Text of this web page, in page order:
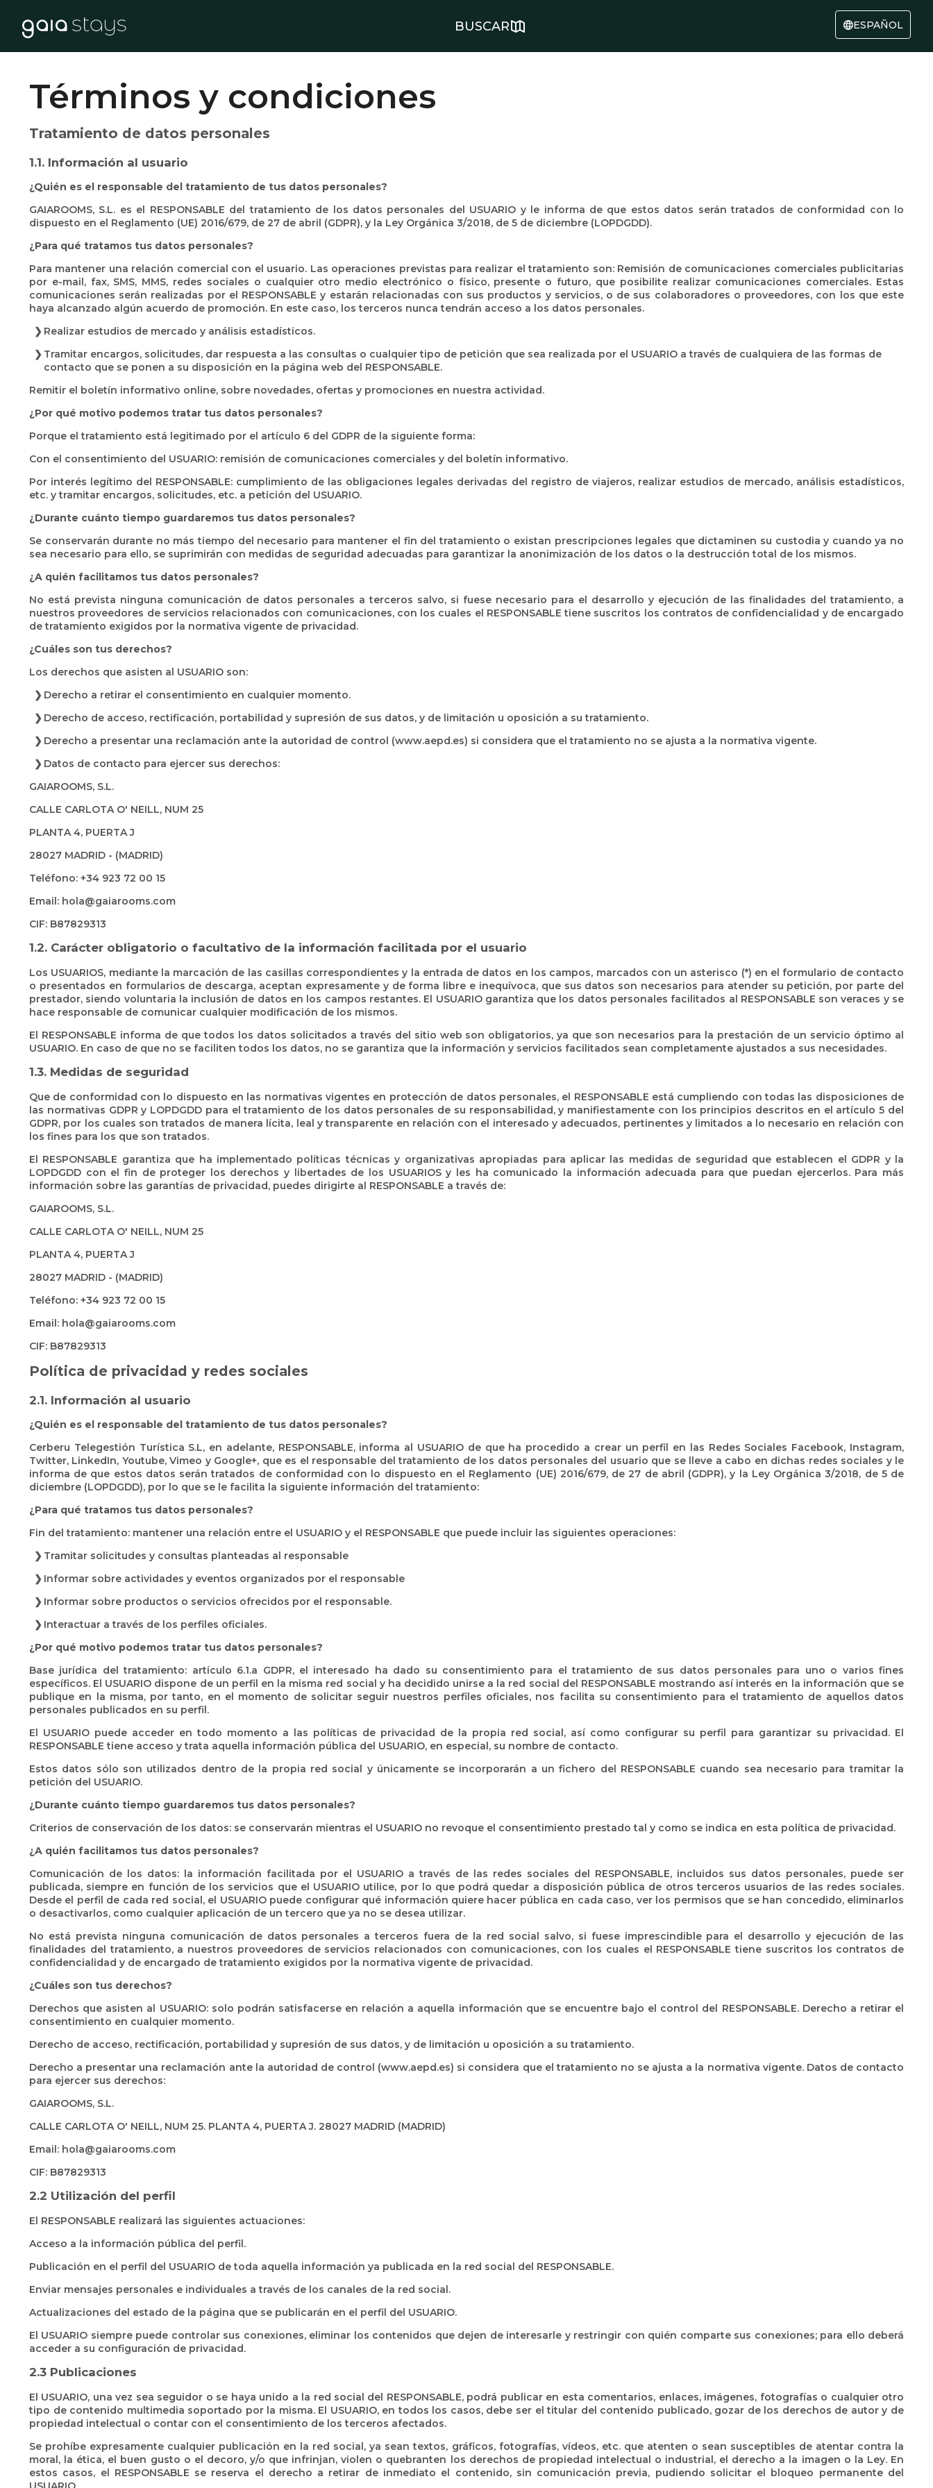
BUSCAR ESPAÑOL
Términos y condiciones
Tratamiento de datos personales
1.1. Información al usuario
¿Quién es el responsable del tratamiento de tus datos personales?
GAIAROOMS, S.L. es el RESPONSABLE del tratamiento de los datos personales del USUARIO y le informa de que estos datos serán tratados de conformidad con lo
dispuesto en el Reglamento (UE) 2016/679, de 27 de abril (GDPR), y la Ley Orgánica 3/2018, de 5 de diciembre (LOPDGDD).
¿Para qué tratamos tus datos personales?
Para mantener una relación comercial con el usuario. Las operaciones previstas para realizar el tratamiento son: Remisión de comunicaciones comerciales publicitarias
por e-mail, fax, SMS, MMS, redes sociales o cualquier otro medio electrónico o físico, presente o futuro, que posibilite realizar comunicaciones comerciales. Estas
comunicaciones serán realizadas por el RESPONSABLE y estarán relacionadas con sus productos y servicios, o de sus colaboradores o proveedores, con los que este
haya alcanzado algún acuerdo de promoción. En este caso, los terceros nunca tendrán acceso a los datos personales.
Realizar estudios de mercado y análisis estadísticos.
Tramitar encargos, solicitudes, dar respuesta a las consultas o cualquier tipo de petición que sea realizada por el USUARIO a través de cualquiera de las formas de
contacto que se ponen a su disposición en la página web del RESPONSABLE.
Remitir el boletín informativo online, sobre novedades, ofertas y promociones en nuestra actividad.
¿Por qué motivo podemos tratar tus datos personales?
Porque el tratamiento está legitimado por el artículo 6 del GDPR de la siguiente forma:
Con el consentimiento del USUARIO: remisión de comunicaciones comerciales y del boletín informativo.
Por interés legítimo del RESPONSABLE: cumplimiento de las obligaciones legales derivadas del registro de viajeros, realizar estudios de mercado, análisis estadísticos,
etc. y tramitar encargos, solicitudes, etc. a petición del USUARIO.
¿Durante cuánto tiempo guardaremos tus datos personales?
Se conservarán durante no más tiempo del necesario para mantener el fin del tratamiento o existan prescripciones legales que dictaminen su custodia y cuando ya no
sea necesario para ello, se suprimirán con medidas de seguridad adecuadas para garantizar la anonimización de los datos o la destrucción total de los mismos.
¿A quién facilitamos tus datos personales?
No está prevista ninguna comunicación de datos personales a terceros salvo, si fuese necesario para el desarrollo y ejecución de las finalidades del tratamiento, a
nuestros proveedores de servicios relacionados con comunicaciones, con los cuales el RESPONSABLE tiene suscritos los contratos de confidencialidad y de encargado
de tratamiento exigidos por la normativa vigente de privacidad.
¿Cuáles son tus derechos?
Los derechos que asisten al USUARIO son:
Derecho a retirar el consentimiento en cualquier momento.
Derecho de acceso, rectificación, portabilidad y supresión de sus datos, y de limitación u oposición a su tratamiento.
Derecho a presentar una reclamación ante la autoridad de control (www.aepd.es) si considera que el tratamiento no se ajusta a la normativa vigente.
Datos de contacto para ejercer sus derechos:
GAIAROOMS, S.L.
CALLE CARLOTA O' NEILL, NUM 25
PLANTA 4, PUERTA J
28027 MADRID - (MADRID)
Teléfono: +34 923 72 00 15
Email: hola@gaiarooms.com
CIF: B87829313
1.2. Carácter obligatorio o facultativo de la información facilitada por el usuario
Los USUARIOS, mediante la marcación de las casillas correspondientes y la entrada de datos en los campos, marcados con un asterisco (*) en el formulario de contacto
o presentados en formularios de descarga, aceptan expresamente y de forma libre e inequívoca, que sus datos son necesarios para atender su petición, por parte del
prestador, siendo voluntaria la inclusión de datos en los campos restantes. El USUARIO garantiza que los datos personales facilitados al RESPONSABLE son veraces y se
hace responsable de comunicar cualquier modificación de los mismos.
El RESPONSABLE informa de que todos los datos solicitados a través del sitio web son obligatorios, ya que son necesarios para la prestación de un servicio óptimo al
USUARIO. En caso de que no se faciliten todos los datos, no se garantiza que la información y servicios facilitados sean completamente ajustados a sus necesidades.
1.3. Medidas de seguridad
Que de conformidad con lo dispuesto en las normativas vigentes en protección de datos personales, el RESPONSABLE está cumpliendo con todas las disposiciones de
las normativas GDPR y LOPDGDD para el tratamiento de los datos personales de su responsabilidad, y manifiestamente con los principios descritos en el artículo 5 del
GDPR, por los cuales son tratados de manera lícita, leal y transparente en relación con el interesado y adecuados, pertinentes y limitados a lo necesario en relación con
los fines para los que son tratados.
El RESPONSABLE garantiza que ha implementado políticas técnicas y organizativas apropiadas para aplicar las medidas de seguridad que establecen el GDPR y la
LOPDGDD con el fin de proteger los derechos y libertades de los USUARIOS y les ha comunicado la información adecuada para que puedan ejercerlos. Para más
información sobre las garantías de privacidad, puedes dirigirte al RESPONSABLE a través de:
GAIAROOMS, S.L.
CALLE CARLOTA O' NEILL, NUM 25
PLANTA 4, PUERTA J
28027 MADRID - (MADRID)
Teléfono: +34 923 72 00 15
Email: hola@gaiarooms.com
CIF: B87829313
Política de privacidad y redes sociales
2.1. Información al usuario
¿Quién es el responsable del tratamiento de tus datos personales?
Cerberu Telegestión Turística S.L, en adelante, RESPONSABLE, informa al USUARIO de que ha procedido a crear un perfil en las Redes Sociales Facebook, Instagram,
Twitter, LinkedIn, Youtube, Vimeo y Google+, que es el responsable del tratamiento de los datos personales del usuario que se lleve a cabo en dichas redes sociales y le
informa de que estos datos serán tratados de conformidad con lo dispuesto en el Reglamento (UE) 2016/679, de 27 de abril (GDPR), y la Ley Orgánica 3/2018, de 5 de
diciembre (LOPDGDD), por lo que se le facilita la siguiente información del tratamiento:
¿Para qué tratamos tus datos personales?
Fin del tratamiento: mantener una relación entre el USUARIO y el RESPONSABLE que puede incluir las siguientes operaciones:
Tramitar solicitudes y consultas planteadas al responsable
Informar sobre actividades y eventos organizados por el responsable
Informar sobre productos o servicios ofrecidos por el responsable.
Interactuar a través de los perfiles oficiales.
¿Por qué motivo podemos tratar tus datos personales?
Base jurídica del tratamiento: artículo 6.1.a GDPR, el interesado ha dado su consentimiento para el tratamiento de sus datos personales para uno o varios fines
específicos. El USUARIO dispone de un perfil en la misma red social y ha decidido unirse a la red social del RESPONSABLE mostrando así interés en la información que se
publique en la misma, por tanto, en el momento de solicitar seguir nuestros perfiles oficiales, nos facilita su consentimiento para el tratamiento de aquellos datos
personales publicados en su perfil.
El USUARIO puede acceder en todo momento a las políticas de privacidad de la propia red social, así como configurar su perfil para garantizar su privacidad. El
RESPONSABLE tiene acceso y trata aquella información pública del USUARIO, en especial, su nombre de contacto.
Estos datos sólo son utilizados dentro de la propia red social y únicamente se incorporarán a un fichero del RESPONSABLE cuando sea necesario para tramitar la
petición del USUARIO.
¿Durante cuánto tiempo guardaremos tus datos personales?
Criterios de conservación de los datos: se conservarán mientras el USUARIO no revoque el consentimiento prestado tal y como se indica en esta política de privacidad.
¿A quién facilitamos tus datos personales?
Comunicación de los datos: la información facilitada por el USUARIO a través de las redes sociales del RESPONSABLE, incluidos sus datos personales, puede ser
publicada, siempre en función de los servicios que el USUARIO utilice, por lo que podrá quedar a disposición pública de otros terceros usuarios de las redes sociales.
Desde el perfil de cada red social, el USUARIO puede configurar qué información quiere hacer pública en cada caso, ver los permisos que se han concedido, eliminarlos
o desactivarlos, como cualquier aplicación de un tercero que ya no se desea utilizar.
No está prevista ninguna comunicación de datos personales a terceros fuera de la red social salvo, si fuese imprescindible para el desarrollo y ejecución de las
finalidades del tratamiento, a nuestros proveedores de servicios relacionados con comunicaciones, con los cuales el RESPONSABLE tiene suscritos los contratos de
confidencialidad y de encargado de tratamiento exigidos por la normativa vigente de privacidad.
¿Cuáles son tus derechos?
Derechos que asisten al USUARIO: solo podrán satisfacerse en relación a aquella información que se encuentre bajo el control del RESPONSABLE. Derecho a retirar el
consentimiento en cualquier momento.
Derecho de acceso, rectificación, portabilidad y supresión de sus datos, y de limitación u oposición a su tratamiento.
Derecho a presentar una reclamación ante la autoridad de control (www.aepd.es) si considera que el tratamiento no se ajusta a la normativa vigente. Datos de contacto
para ejercer sus derechos:
GAIAROOMS, S.L.
CALLE CARLOTA O' NEILL, NUM 25. PLANTA 4, PUERTA J. 28027 MADRID (MADRID)
Email: hola@gaiarooms.com
CIF: B87829313
2.2 Utilización del perfil
El RESPONSABLE realizará las siguientes actuaciones:
Acceso a la información pública del perfil.
Publicación en el perfil del USUARIO de toda aquella información ya publicada en la red social del RESPONSABLE.
Enviar mensajes personales e individuales a través de los canales de la red social.
Actualizaciones del estado de la página que se publicarán en el perfil del USUARIO.
El USUARIO siempre puede controlar sus conexiones, eliminar los contenidos que dejen de interesarle y restringir con quién comparte sus conexiones; para ello deberá
acceder a su configuración de privacidad.
2.3 Publicaciones
El USUARIO, una vez sea seguidor o se haya unido a la red social del RESPONSABLE, podrá publicar en esta comentarios, enlaces, imágenes, fotografías o cualquier otro
tipo de contenido multimedia soportado por la misma. El USUARIO, en todos los casos, debe ser el titular del contenido publicado, gozar de los derechos de autor y de
propiedad intelectual o contar con el consentimiento de los terceros afectados.
Se prohíbe expresamente cualquier publicación en la red social, ya sean textos, gráficos, fotografías, vídeos, etc. que atenten o sean susceptibles de atentar contra la
moral, la ética, el buen gusto o el decoro, y/o que infrinjan, violen o quebranten los derechos de propiedad intelectual o industrial, el derecho a la imagen o la Ley. En
estos casos, el RESPONSABLE se reserva el derecho a retirar de inmediato el contenido, sin comunicación previa, pudiendo solicitar el bloqueo permanente del